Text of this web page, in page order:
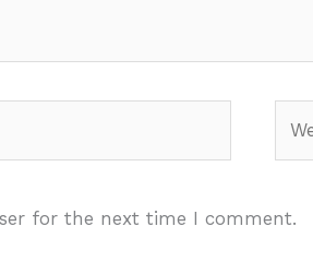
for the next time I comment.